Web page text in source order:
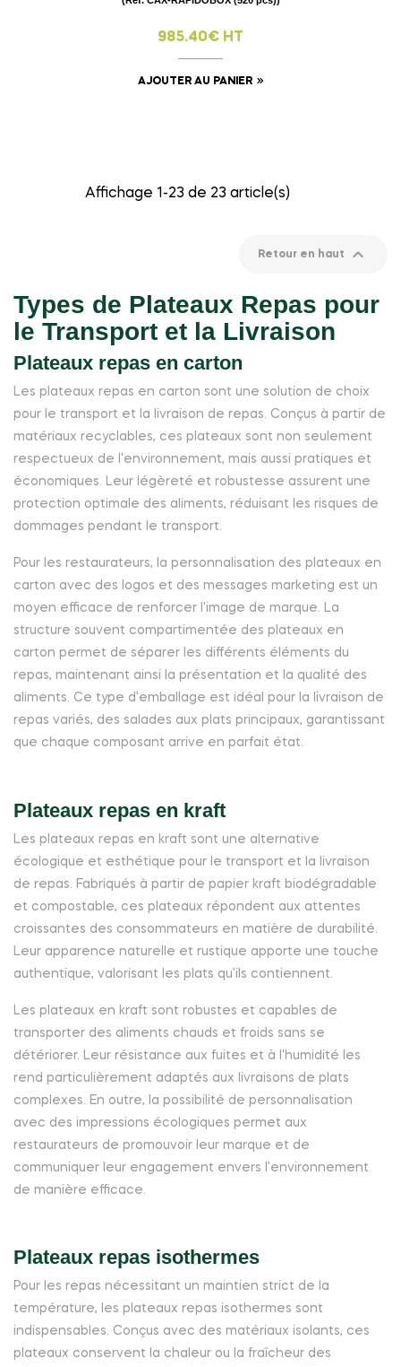
985.40€ HT
AJOUTER AU PANIER
Affichage 1-23 de 23 article(s)
Retour en haut 
Types de Plateaux Repas pour
le Transport et la Livraison
Plateaux repas en carton
Les plateaux repas en carton sont une solution de choix
pour le transport et la livraison de repas. Conçus à partir de
matériaux recyclables, ces plateaux sont non seulement
respectueux de l'environnement, mais aussi pratiques et
économiques. Leur légèreté et robustesse assurent une
protection optimale des aliments, réduisant les risques de
dommages pendant le transport.
Pour les restaurateurs, la personnalisation des plateaux en
carton avec des logos et des messages marketing est un
moyen efficace de renforcer l'image de marque. La
structure souvent compartimentée des plateaux en
carton permet de séparer les différents éléments du
repas, maintenant ainsi la présentation et la qualité des
aliments. Ce type d'emballage est idéal pour la livraison de
repas variés, des salades aux plats principaux, garantissant
que chaque composant arrive en parfait état.
Plateaux repas en kraft
Les plateaux repas en kraft sont une alternative
écologique et esthétique pour le transport et la livraison
de repas. Fabriqués à partir de papier kraft biodégradable
et compostable, ces plateaux répondent aux attentes
croissantes des consommateurs en matière de durabilité.
Leur apparence naturelle et rustique apporte une touche
authentique, valorisant les plats qu’ils contiennent.
Les plateaux en kraft sont robustes et capables de
transporter des aliments chauds et froids sans se
détériorer. Leur résistance aux fuites et à l'humidité les
rend particulièrement adaptés aux livraisons de plats
complexes. En outre, la possibilité de personnalisation
avec des impressions écologiques permet aux
restaurateurs de promouvoir leur marque et de
communiquer leur engagement envers l’environnement
de manière efficace.
Plateaux repas isothermes
Pour les repas nécessitant un maintien strict de la
température, les plateaux repas isothermes sont
indispensables. Conçus avec des matériaux isolants, ces
plateaux conservent la chaleur ou la fraîcheur des